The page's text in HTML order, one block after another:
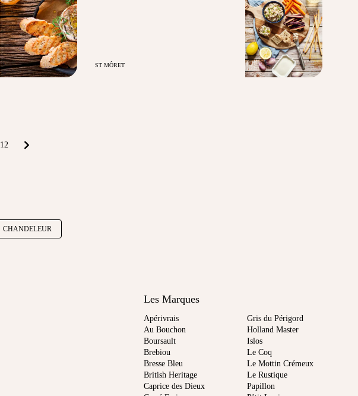
ST MÔRET
12
CHANDELEUR
Les Marques
Apérivrais
Au Bouchon
Boursault
Brebiou
Bresse Bleu
British Heritage
Caprice des Dieux
Gris du Périgord
Holland Master
Islos
Le Coq
Le Mottin Crémeux
Le Rustique
Papillon